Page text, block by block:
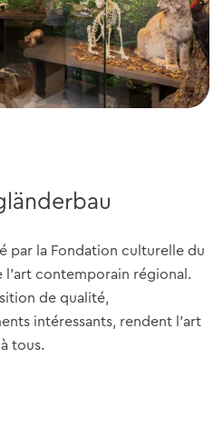
par la Fondation culturelle du
l'art contemporain régional.
de qualité,
intéressants, rendent l'art
tous.